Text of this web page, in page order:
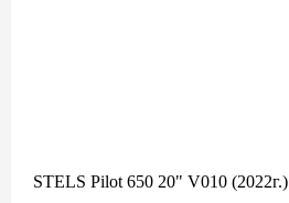
STELS Pilot 650 20" V010 (2022г.)